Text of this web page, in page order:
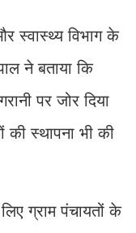
स्वास्थ्य विभाग के
ने बताया कि
पर जोर दिया
की स्थापना भी की
ग्राम पंचायतों के